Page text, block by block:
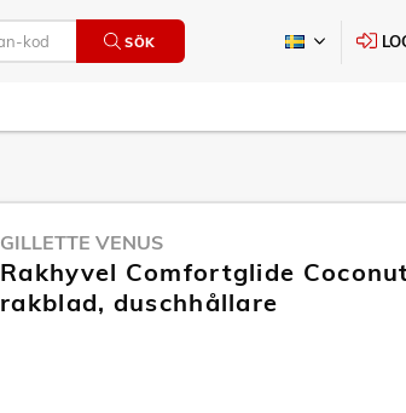
SÖK
GILLETTE VENUS
Rakhyvel Comfortglide
rakblad, duschhållare